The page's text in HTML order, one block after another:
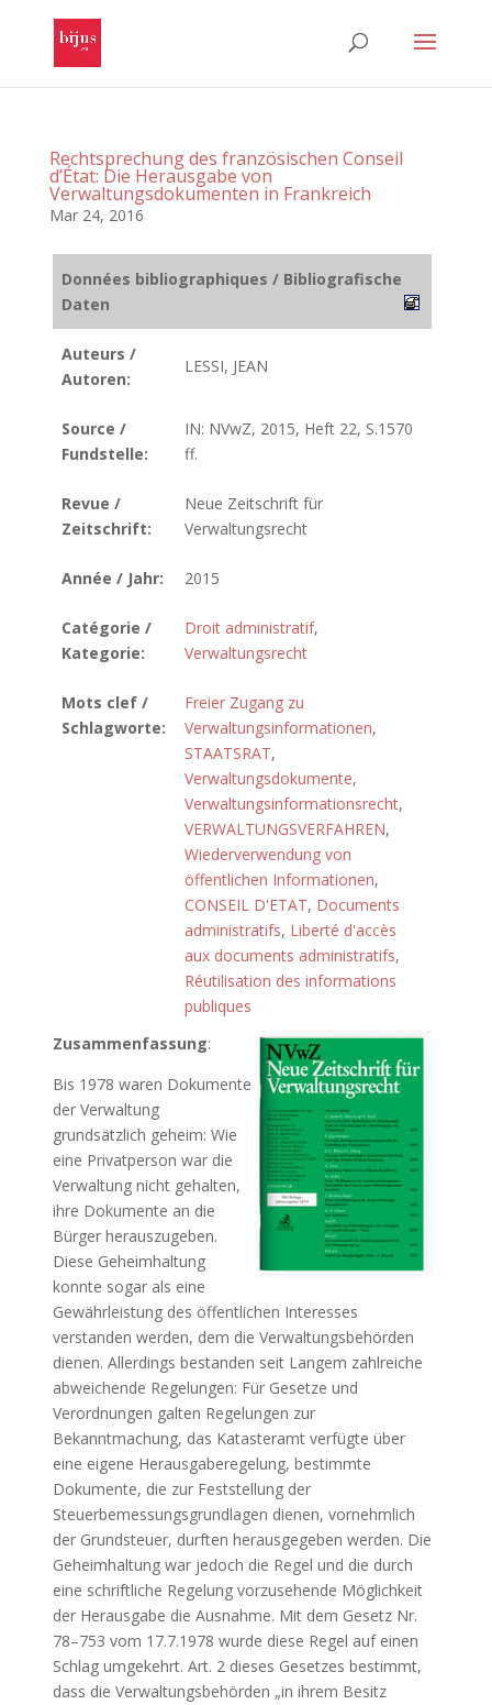
Rechtsprechung des französischen Conseil
d’État: Die Herausgabe von
Verwaltungsdokumenten in Frankreich
Mar 24, 2016
Données bibliographiques / Bibliografische
Daten
Auteurs /
Autoren:
LESSI, JEAN
Source /
Fundstelle:
IN: NVwZ, 2015, Heft 22, S.1570
ff.
Revue /
Zeitschrift:
Neue Zeitschrift für
Verwaltungsrecht
Année / Jahr: 2015
Catégorie /
Kategorie:
Droit administratif,
Verwaltungsrecht
Mots clef /
Schlagworte:
Freier Zugang zu
Verwaltungsinformationen,
STAATSRAT,
Verwaltungsdokumente,
Verwaltungsinformationsrecht,
VERWALTUNGSVERFAHREN,
Wiederverwendung von
öffentlichen Informationen,
CONSEIL D'ETAT, Documents
administratifs, Liberté d'accès
aux documents administratifs,
Réutilisation des informations
publiques
Zusammenfassung:
Bis 1978 waren Dokumente
der Verwaltung
grundsätzlich geheim: Wie
eine Privatperson war die
Verwaltung nicht gehalten,
ihre Dokumente an die
Bürger herauszugeben.
Diese Geheimhaltung
konnte sogar als eine
Gewährleistung des öffentlichen Interesses
verstanden werden, dem die Verwaltungsbehörden
dienen. Allerdings bestanden seit Langem zahlreiche
abweichende Regelungen: Für Gesetze und
Verordnungen galten Regelungen zur
Bekanntmachung, das Katasteramt verfügte über
eine eigene Herausgaberegelung, bestimmte
Dokumente, die zur Feststellung der
Steuerbemessungsgrundlagen dienen, vornehmlich
der Grundsteuer, durften herausgegeben werden. Die
Geheimhaltung war jedoch die Regel und die durch
eine schriftliche Regelung vorzusehende Möglichkeit
der Herausgabe die Ausnahme. Mit dem Gesetz Nr.
78–753 vom 17.7.1978 wurde diese Regel auf einen
Schlag umgekehrt. Art. 2 dieses Gesetzes bestimmt,
dass die Verwaltungsbehörden „in ihrem Besitz